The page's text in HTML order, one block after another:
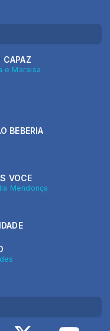
CAPAZ
e Maraisa
BEBERIA
VOCE
Mendonça